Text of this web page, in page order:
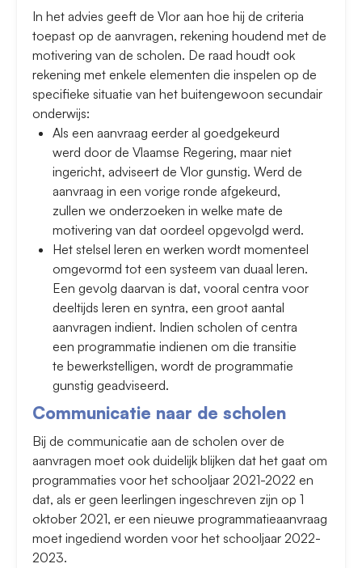
In het advies geeft de Vlor aan hoe hij de criteria
toepast op de aanvragen, rekening houdend met de
motivering van de scholen. De raad houdt ook
rekening met enkele elementen die inspelen op de
specifieke situatie van het buitengewoon secundair
onderwijs:
Als een aanvraag eerder al goedgekeurd
werd door de Vlaamse Regering, maar niet
ingericht, adviseert de Vlor gunstig. Werd de
aanvraag in een vorige ronde afgekeurd,
zullen we onderzoeken in welke mate de
motivering van dat oordeel opgevolgd werd.
Het stelsel leren en werken wordt momenteel
omgevormd tot een systeem van duaal leren.
Een gevolg daarvan is dat, vooral centra voor
deeltijds leren en syntra, een groot aantal
aanvragen indient. Indien scholen of centra
een programmatie indienen om die transitie
te bewerkstelligen, wordt de programmatie
gunstig geadviseerd.
Communicatie naar de scholen
Bij de communicatie aan de scholen over de
aanvragen moet ook duidelijk blijken dat het gaat om
programmaties voor het schooljaar 2021-2022 en
dat, als er geen leerlingen ingeschreven zijn op 1
oktober 2021, er een nieuwe programmatieaanvraag
moet ingediend worden voor het schooljaar 2022-
2023.